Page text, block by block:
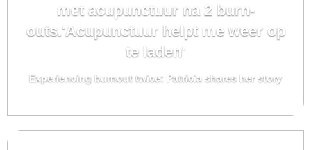
met acupunctuur na 2 burn-
outs.'Acupunctuur helpt me weer op
te laden'
Experiencing burnout twice: Patricia shares her story